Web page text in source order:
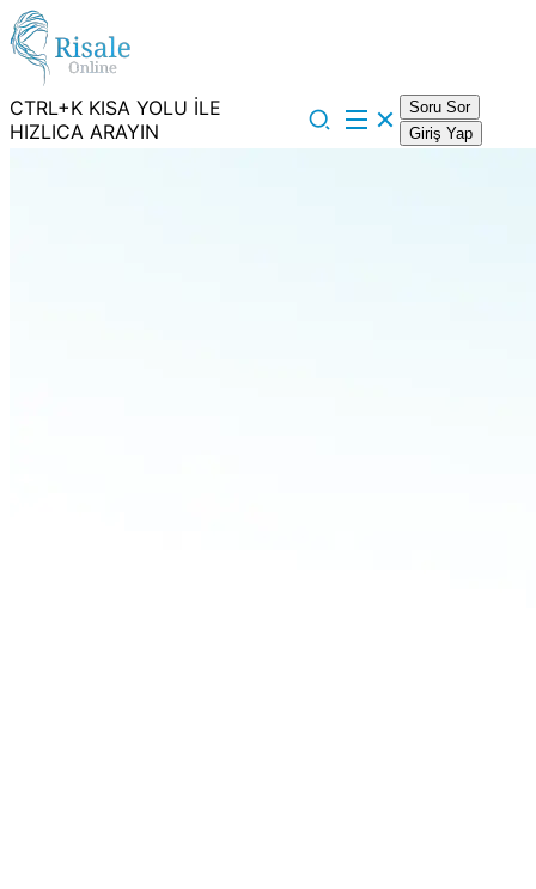
CTRL+K KISA YOLU İLE
HIZLICA ARAYIN
Soru Sor
Giriş Yap